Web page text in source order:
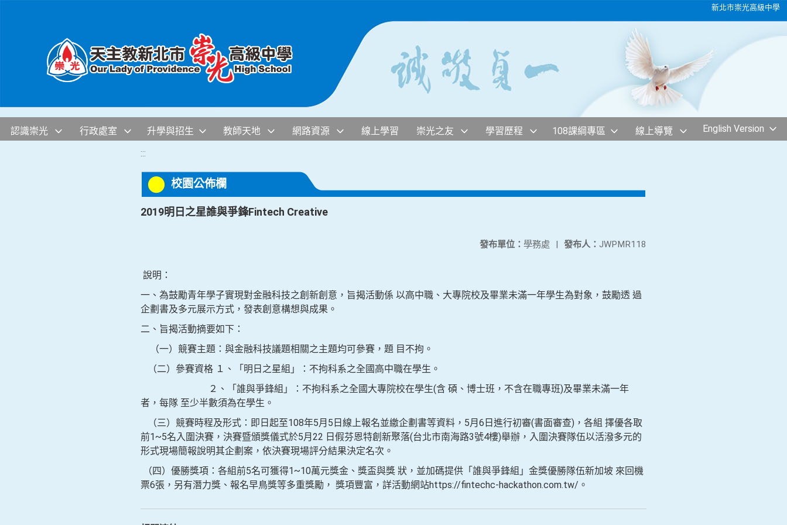
新北市崇光高級中學
認識崇光 行政處室 升學與招生 教師天地 網路資源 線上學習 崇光之友 學習歷程 108課綱專區 線上導覽 English Version
:::
校園公佈欄
2019明日之星誰與爭鋒Fintech Creative
發布人： JWPMR118
發布單位： 學務處 |
說明：
一、為鼓勵青年學子實現對金融科技之創新創意，旨揭活動係 以高中職、大專院校及畢業未滿一年學生為對象，鼓勵透 過
企劃書及多元展示方式，發表創意構想與成果。
二、旨揭活動摘要如下：
（一）競賽主題：與金融科技議題相關之主題均可參賽，題 目不拘。
（二）參賽資格 １、「明日之星組」：不拘科系之全國高中職在學生。
２、「誰與爭鋒組」：不拘科系之全國大專院校在學生(含 碩、博士班，不含在職專班)及畢業未滿一年
者，每隊 至少半數須為在學生。
（三）競賽時程及形式：即日起至108年5月5日線上報名並繳企劃書等資料，5月6日進行初審(書面審查)，各組 擇優各取
前1~5名入圍決賽，決賽暨頒獎儀式於5月22 日假芬恩特創新聚落(台北市南海路3號4樓)舉辦，入圍決賽隊伍以活潑多元的
形式現場簡報說明其企劃案，依決賽現場評分結果決定名次。
（四）優勝獎項：各組前5名可獲得1~10萬元獎金、獎盃與獎 狀，並加碼提供「誰與爭鋒組」金獎優勝隊伍新加坡 來回機
票6張，另有潛力獎、報名早鳥獎等多重獎勵， 獎項豐富，詳活動網站https://fintechc-hackathon.com.tw/。